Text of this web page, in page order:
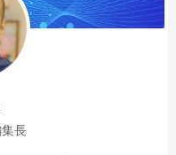
長